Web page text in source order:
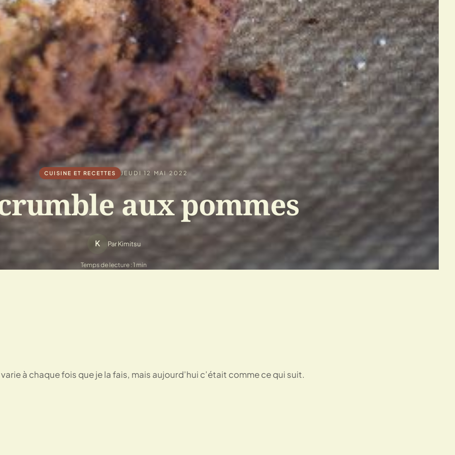
CUISINE ET RECETTES JEUDI 12 MAI 2022
aux pommes
K Par Kimitsu
Temps de lecture : 1 min
à chaque fois que je la fais, mais aujourd’hui c’était comme ce qui suit.